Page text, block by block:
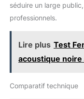
séduire un large
professionnels.
Lire plus Test
acoustique
Comparatif technique